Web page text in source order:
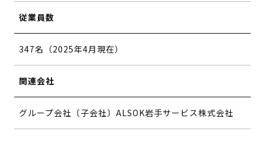
従業員数
347名（2025年4月現在）
関連会社
グループ会社〔子会社〕ALSOK岩手サービス株式会社